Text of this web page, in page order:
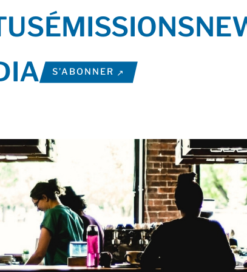
ÉMISSIONS
S’ABONNER